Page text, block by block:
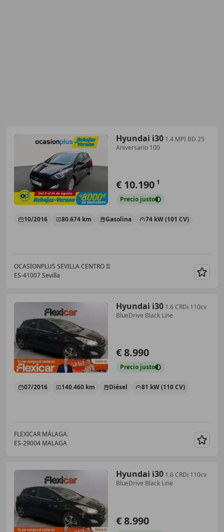
Hyundai i30 1.4 MPI BD 25
Aniversario 100
€ 10.190 1
Precio justo
10/2016 80.674 km Gasolina 74 kW (101 CV)
OCASIONPLUS SEVILLA CENTRO II
ES-41007 Sevilla
Hyundai i30 1.6 CRDi 110cv
BlueDrive Black Line
€ 8.990
Precio justo
07/2016 140.460 km Diésel 81 kW (110 CV)
FLEXICAR MÁLAGA.
ES-29004 MALAGA
Hyundai i30 1.6 CRDi 110cv
BlueDrive Black Line
€ 8.990